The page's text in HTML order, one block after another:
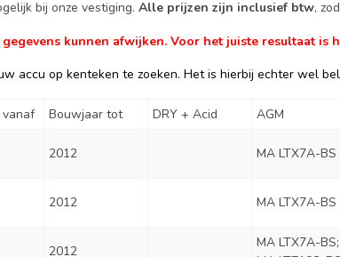
bij onze vestiging. Alle prijzen zijn inclusief btw,
kunnen afwijken. Voor het juiste resultaat
accu op kenteken te zoeken. Het is hierbij echter wel
Bouwjaar tot DRY + Acid AGM
2012 MA LTX7A-BS
2012 MA LTX7A-BS
2012
MA LTX7A-BS;